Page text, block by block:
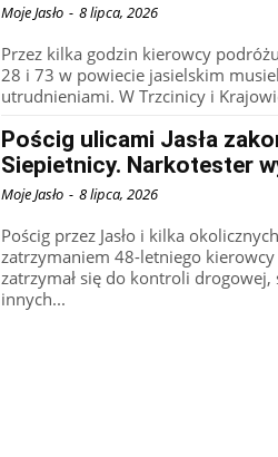
Moje Jasło - 8 lipca, 2026
Przez kilka godzin kierowcy
28 i 73 w powiecie jasielskim
utrudnieniami. W Trzcinicy i
Pościg ulicami Jasła
Siepietnicy. Narkotester
Moje Jasło - 8 lipca, 2026
Pościg przez Jasło i kilka
zatrzymaniem 48-letniego
zatrzymał się do kontroli drogowej,
innych...